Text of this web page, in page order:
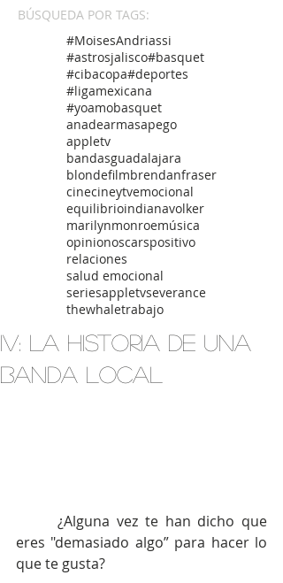
BÚSQUEDA POR TAGS:
#MoisesAndriassi
#astrosjalisco#basquet
#cibacopa#deportes
#ligamexicana
#yoamobasquet
anadearmasapego
appletv
bandasguadalajara
blondefilmbrendanfraser
cinecineytvemocional
equilibrioindianavolker
marilynmonroemúsica
opinionoscarspositivo
relaciones
salud emocional
seriesappletvseverance
thewhaletrabajo
IV: La HIstoria de una
banda local
eres "demasiado algo” para hacer lo
que te gusta?